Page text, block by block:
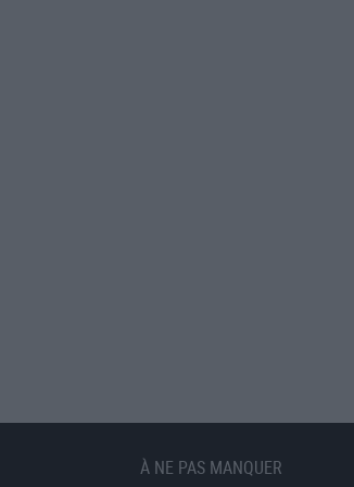
À NE PAS MANQUER